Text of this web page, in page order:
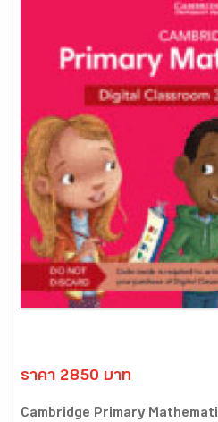
ราคา 2850 บาท
Cambridge Primary